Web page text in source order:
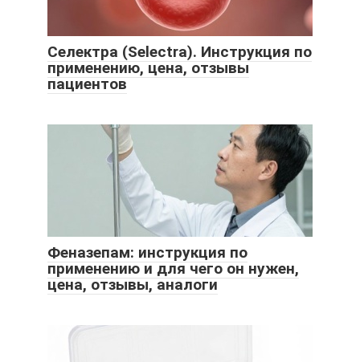
Селектра (Selectra). Инструкция по
применению, цена, отзывы
пациентов
Феназепам: инструкция по
применению и для чего он нужен,
цена, отзывы, аналоги